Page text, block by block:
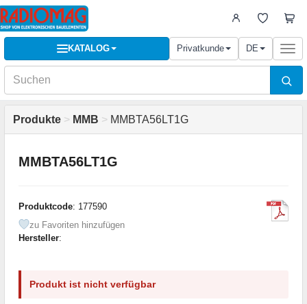
KATALOG Privatkunde DE
Produkte > MMB > MMBTA56LT1G
MMBTA56LT1G
Produktcode: 177590
zu Favoriten hinzufügen
Hersteller:
Produkt ist nicht verfügbar